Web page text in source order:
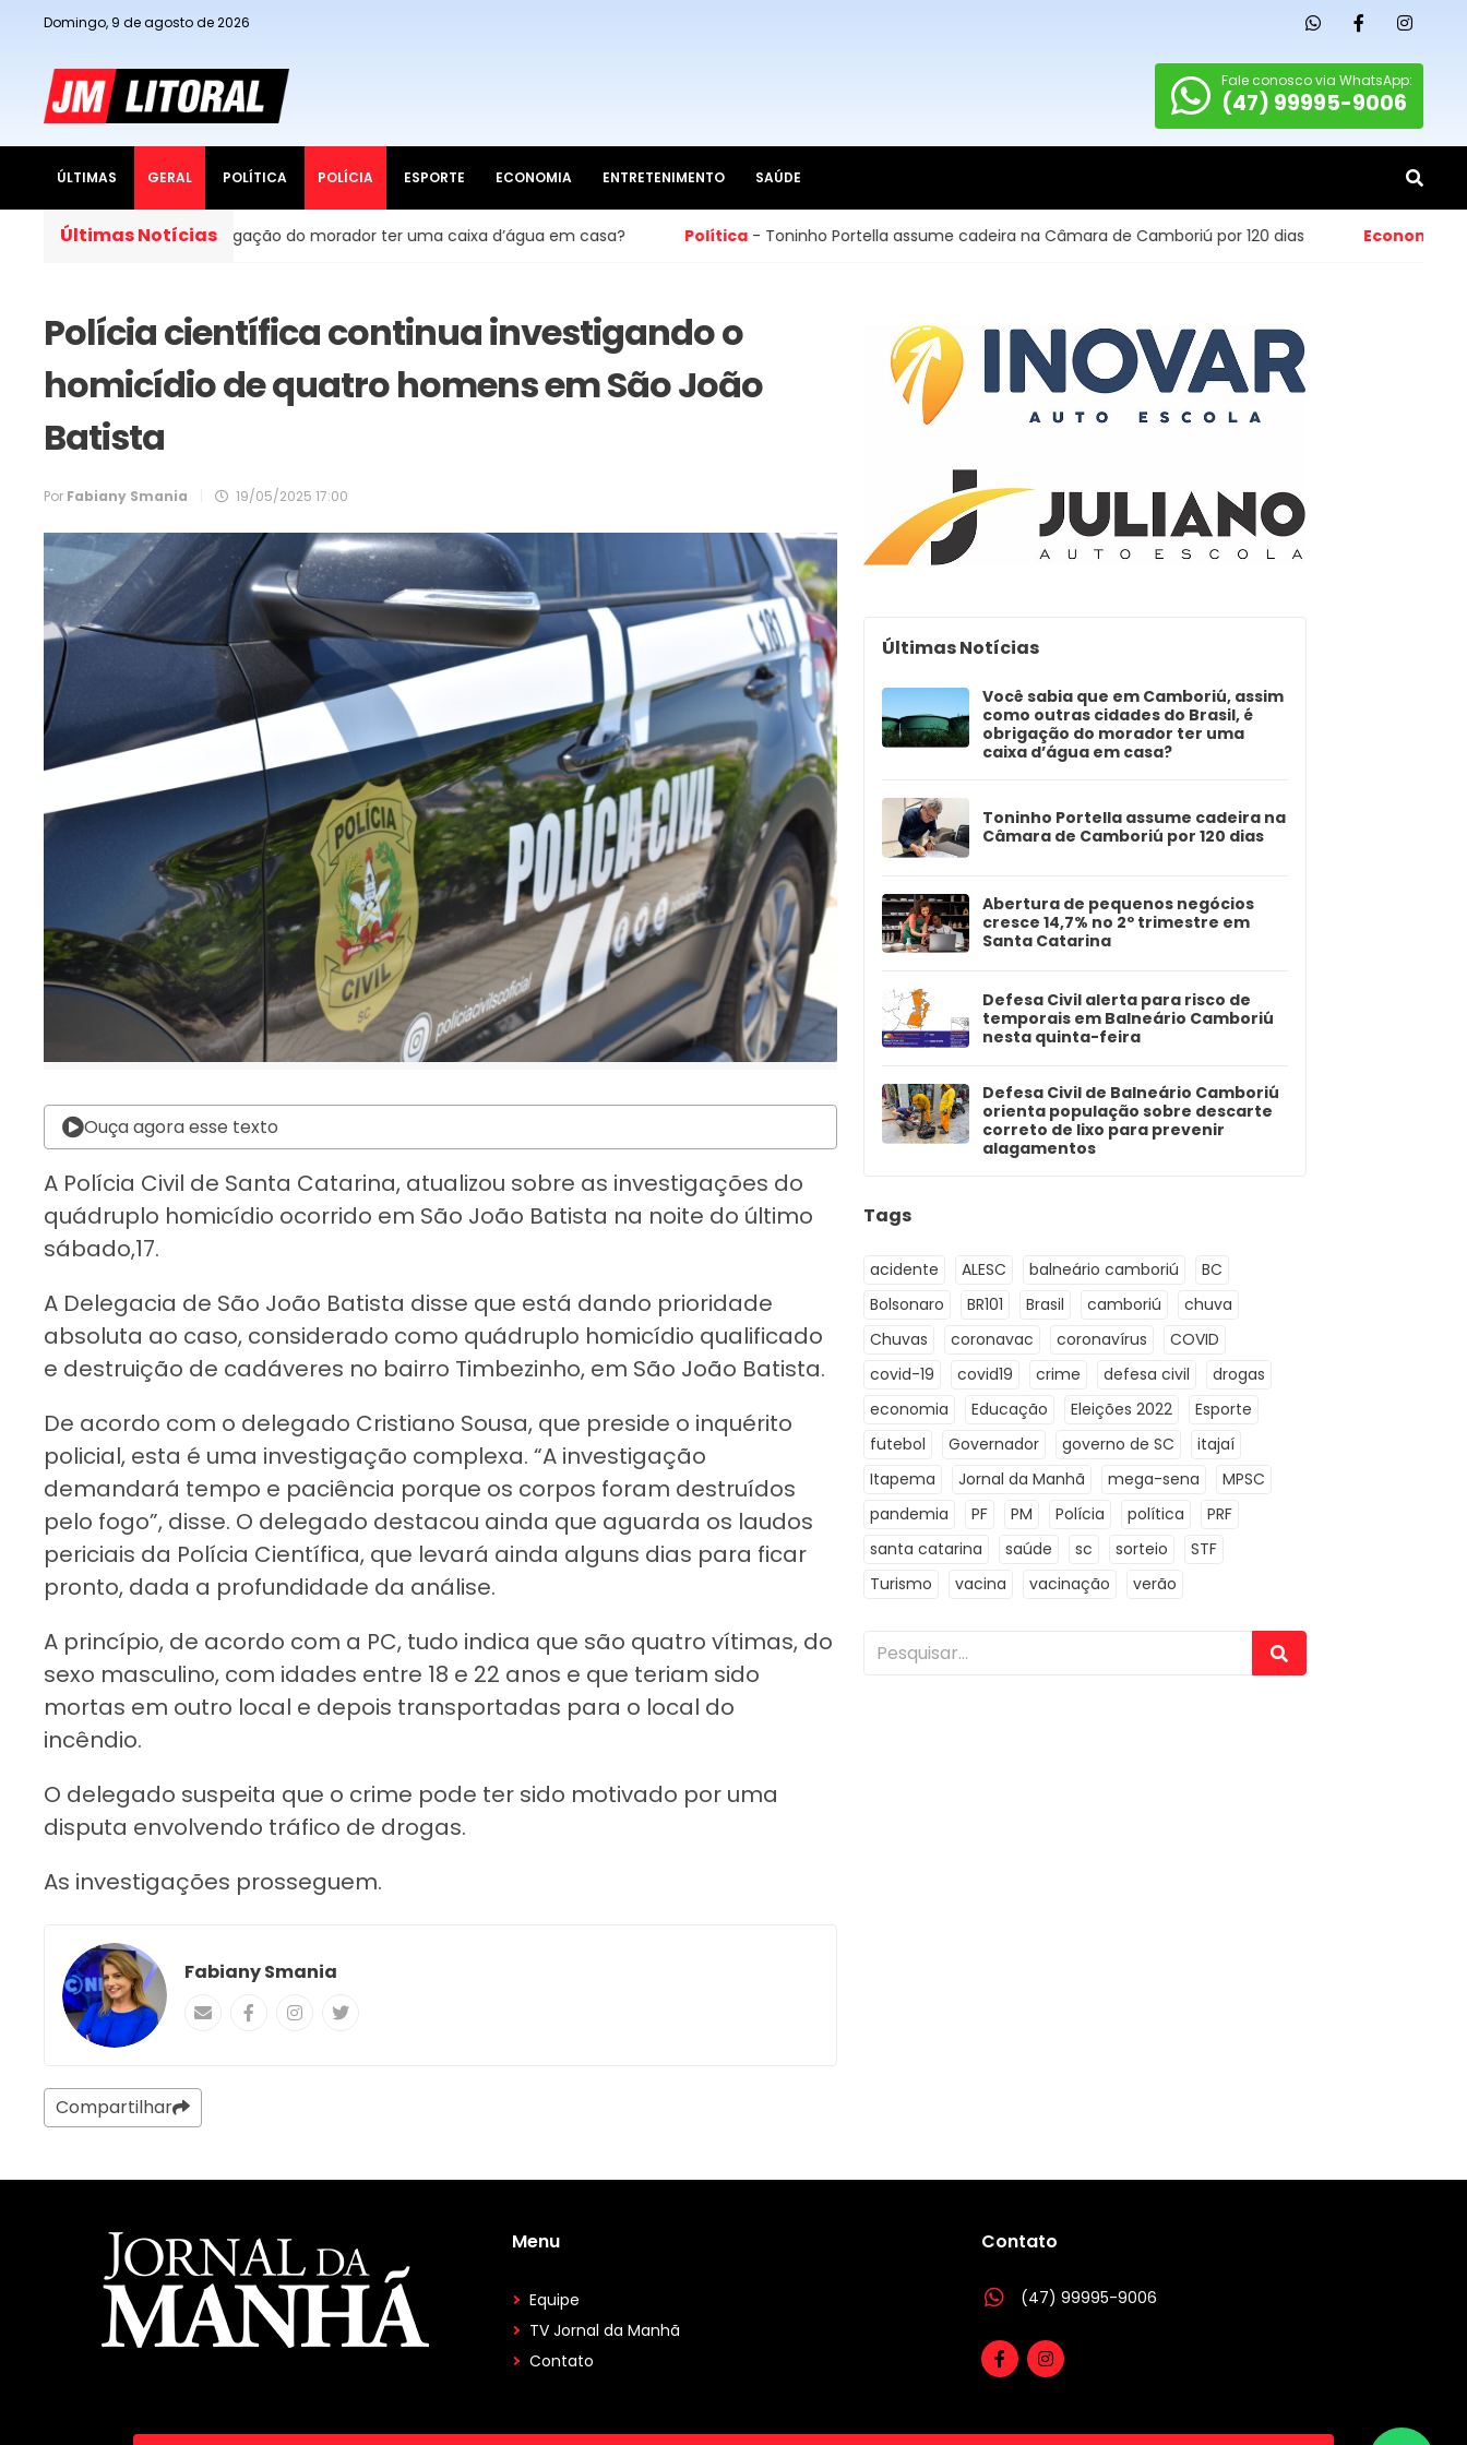
Domingo, 9 de agosto de 2026
Fale conosco via WhatsApp:
(47) 99995-9006
ÚLTIMAS GERAL POLÍTICA POLÍCIA ESPORTE ECONOMIA ENTRETENIMENTO SAÚDE
Últimas Notícias
Brasil, é obrigação do morador ter uma caixa d’água em casa? Política - Toninho Portella assume cadeira na Câmara de Camboriú por 120 dias Economia - Abertura de
Polícia científica continua investigando o
homicídio de quatro homens em São João
Batista
Por Fabiany Smania 19/05/2025 17:00
Ouça agora esse texto
A Polícia Civil de Santa Catarina, atualizou sobre as investigações do
quádruplo homicídio ocorrido em São João Batista na noite do último
sábado,17.
A Delegacia de São João Batista disse que está dando prioridade
absoluta ao caso, considerado como quádruplo homicídio qualificado
e destruição de cadáveres no bairro Timbezinho, em São João Batista.
De acordo com o delegado Cristiano Sousa, que preside o inquérito
policial, esta é uma investigação complexa. “A investigação
demandará tempo e paciência porque os corpos foram destruídos
pelo fogo”, disse. O delegado destacou ainda que aguarda os laudos
periciais da Polícia Científica, que levará ainda alguns dias para ficar
pronto, dada a profundidade da análise.
A princípio, de acordo com a PC, tudo indica que são quatro vítimas, do
sexo masculino, com idades entre 18 e 22 anos e que teriam sido
mortas em outro local e depois transportadas para o local do
incêndio.
O delegado suspeita que o crime pode ter sido motivado por uma
disputa envolvendo tráfico de drogas.
As investigações prosseguem.
Fabiany Smania
Compartilhar
Últimas Notícias
Você sabia que em Camboriú, assim
como outras cidades do Brasil, é
obrigação do morador ter uma
caixa d’água em casa?
Toninho Portella assume cadeira na
Câmara de Camboriú por 120 dias
Abertura de pequenos negócios
cresce 14,7% no 2º trimestre em
Santa Catarina
Defesa Civil alerta para risco de
temporais em Balneário Camboriú
nesta quinta-feira
Defesa Civil de Balneário Camboriú
orienta população sobre descarte
correto de lixo para prevenir
alagamentos
Tags
acidente ALESC balneário camboriú
BC
Bolsonaro
BR101 Brasil camboriú
chuva
Chuvas
coronavac coronavírus
COVID
covid-19
covid19 crime defesa civil
drogas
economia
Educação Eleições 2022
Esporte
futebol
Governador governo de SC
itajaí
Itapema
Jornal da Manhã mega-sena
MPSC
pandemia
PF PM Polícia política
PRF
santa catarina
saúde sc sorteio
STF
Turismo
vacina vacinação verão
Menu
Equipe
TV Jornal da Manhã
Contato
Contato
(47) 99995-9006